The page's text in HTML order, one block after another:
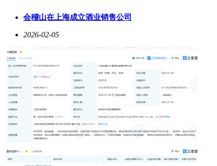
会稽山在上海成立酒业销售公司
2026-02-05